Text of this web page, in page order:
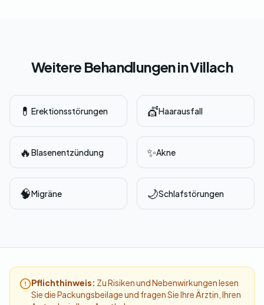
Weitere Behandlungen in Villach
💊 Erektionsstörungen 💇Haarausfall
🔥Blasenentzündung ✨Akne
🧠Migräne 🌙Schlafstörungen
Pflichthinweis: Zu Risiken und Nebenwirkungen lesen
Sie die Packungsbeilage und fragen Sie Ihre Ärztin, Ihren